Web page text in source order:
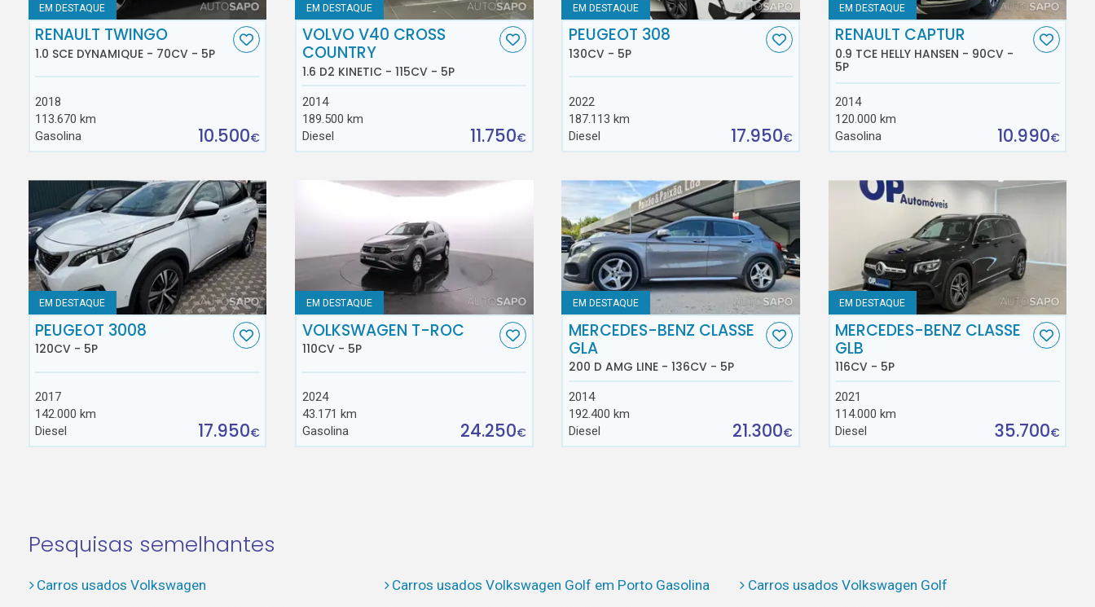
EM DESTAQUE
RENAULT TWINGO
1.0 SCE DYNAMIQUE - 70CV - 5P
2018
113.670 km
Gasolina
10.500€
EM DESTAQUE
VOLVO V40 CROSS
COUNTRY
1.6 D2 KINETIC - 115CV - 5P
2014
189.500 km
Diesel
11.750€
EM DESTAQUE
PEUGEOT 308
130CV - 5P
2022
187.113 km
Diesel
17.950€
EM DESTAQUE
RENAULT CAPTUR
0.9 TCE HELLY HANSEN - 90CV -
5P
2014
120.000 km
Gasolina
10.990€
EM DESTAQUE
PEUGEOT 3008
120CV - 5P
2017
142.000 km
Diesel
17.950€
EM DESTAQUE
VOLKSWAGEN T-ROC
110CV - 5P
2024
43.171 km
Gasolina
24.250€
EM DESTAQUE
MERCEDES-BENZ CLASSE
GLA
200 D AMG LINE - 136CV - 5P
2014
192.400 km
Diesel
21.300€
EM DESTAQUE
MERCEDES-BENZ CLASSE
GLB
116CV - 5P
2021
114.000 km
Diesel
35.700€
Pesquisas semelhantes
Carros usados Volkswagen Carros usados Volkswagen Golf em Porto Gasolina
Carros usados Volkswagen Golf